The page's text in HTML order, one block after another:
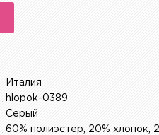
Италия
hlopok-0389
Серый